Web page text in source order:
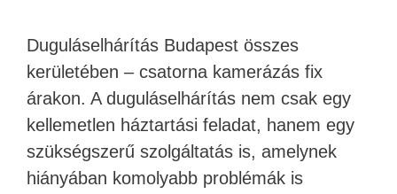
Duguláselhárítás Budapest összes
kerületében – csatorna kamerázás fix
árakon. A duguláselhárítás nem csak egy
kellemetlen háztartási feladat, hanem egy
szükségszerű szolgáltatás is, amelynek
hiányában komolyabb problémák is